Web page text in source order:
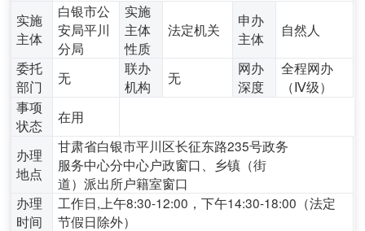
实施
主体
白银市公
安局平川
分局
实施
主体
性质
法定机关
申办
主体
自然人
委托
部门
无
联办
机构
无
网办
深度
全程网办
（Ⅳ级）
事项
状态
在用
办理
地点
甘肃省白银市平川区长征东路235号政务
服务中心分中心户政窗口、乡镇（街
道）派出所户籍室窗口
办理
时间
工作日,上午8:30-12:00，下午14:30-18:00（法定
节假日除外）